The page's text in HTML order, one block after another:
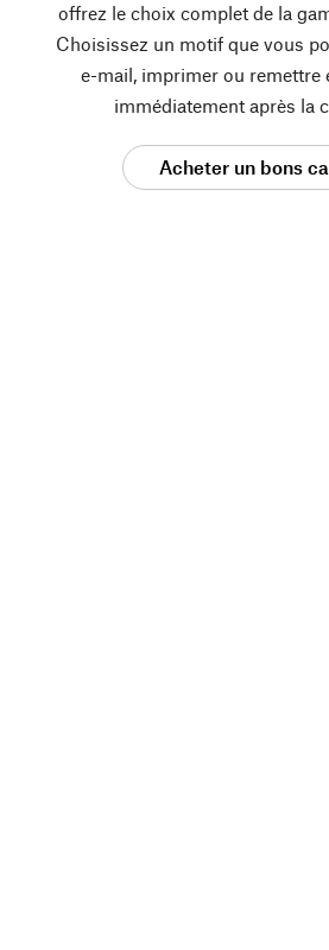
offrez le choix complet de la
Choisissez un motif que vous
e-mail, imprimer ou remettre
immédiatement après la
Acheter un bons